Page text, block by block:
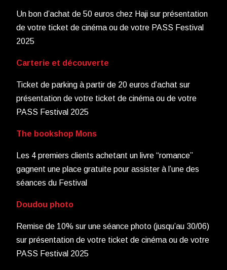
Un bon d’achat de 50 euros chez Haji sur présentation
de votre ticket de cinéma ou de votre PASS Festival
2025
Carterie et découverte
Ticket de parking à partir de 20 euros d’achat sur
présentation de votre ticket de cinéma ou de votre
PASS Festival 2025
The bookshop Mons
Les 4 premiers clients achetant un livre “romance”
gagnent une place gratuite pour assister à l’une des
séances du Festival
Doudou photo
Remise de 10% sur une séance photo (jusqu’au 30/06)
sur présentation de votre ticket de cinéma ou de votre
PASS Festival 2025